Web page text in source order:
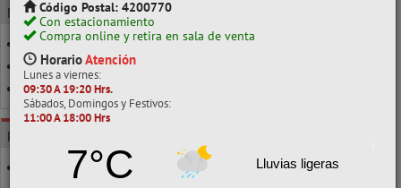
Código Postal: 4200770
Con estacionamiento
Compra online y retira en sala de venta
HorarioAtención
Lunes a viernes:
09:30 A 19:20 Hrs.
Sábados, Domingos y Festivos:
11:00 A 18:00 Hrs
7°C Lluvias ligeras
MARCA
ARTEL
DURBAN
TOOKY
POR CLASE